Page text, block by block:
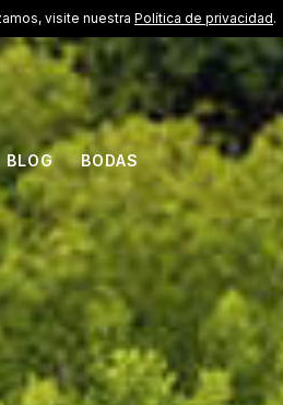
visite nuestra Política de privacidad.
US +1 (888) 217-1183
BLOG BODAS